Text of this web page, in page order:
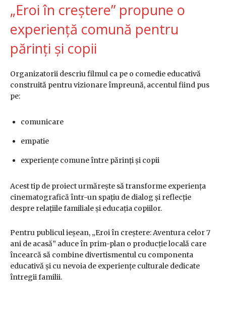
„Eroi în creștere” propune o
experiență comună pentru
părinți și copii
Organizatorii descriu filmul ca pe o comedie educativă
construită pentru vizionare împreună, accentul fiind pus
pe:
comunicare
empatie
experiențe comune între părinți și copii
Acest tip de proiect urmărește să transforme experiența
cinematografică într-un spațiu de dialog și reflecție
despre relațiile familiale și educația copiilor.
Pentru publicul ieșean, „Eroi în creștere: Aventura celor 7
ani de acasă” aduce în prim-plan o producție locală care
încearcă să combine divertismentul cu componenta
educativă și cu nevoia de experiențe culturale dedicate
întregii familii.